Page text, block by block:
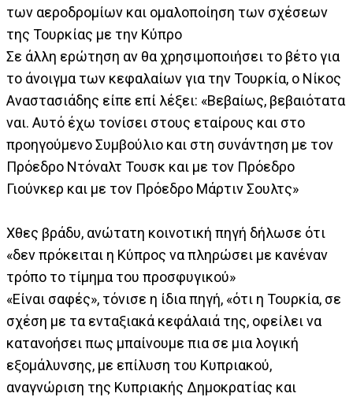
των αεροδρομίων και ομαλοποίηση των σχέσεων
της Τουρκίας με την Κύπρο
Σε άλλη ερώτηση αν θα χρησιμοποιήσει το βέτο για
το άνοιγμα των κεφαλαίων για την Τουρκία, ο Νίκος
Αναστασιάδης είπε επί λέξει: «Βεβαίως, βεβαιότατα
ναι. Αυτό έχω τονίσει στους εταίρους και στο
προηγούμενο Συμβούλιο και στη συνάντηση με τον
Πρόεδρο Ντόναλτ Τουσκ και με τον Πρόεδρο
Γιούνκερ και με τον Πρόεδρο Μάρτιν Σουλτς»
Χθες βράδυ, ανώτατη κοινοτική πηγή δήλωσε ότι
«δεν πρόκειται η Κύπρος να πληρώσει με κανέναν
τρόπο το τίμημα του προσφυγικού»
«Είναι σαφές», τόνισε η ίδια πηγή, «ότι η Τουρκία, σε
σχέση με τα ενταξιακά κεφάλαιά της, οφείλει να
κατανοήσει πως μπαίνουμε πια σε μια λογική
εξομάλυνσης, με επίλυση του Κυπριακού,
αναγνώριση της Κυπριακής Δημοκρατίας και